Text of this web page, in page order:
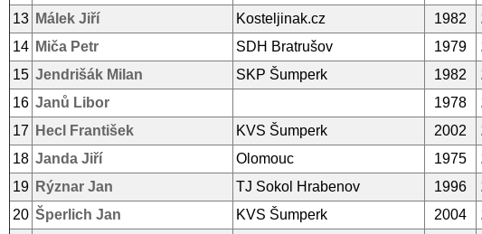
13 Málek Jiří Kosteljinak.cz 1982
14 Miča Petr SDH Bratrušov 1979
15 Jendrišák Milan SKP Šumperk 1982
16 Janů Libor 1978
17
Hecl František KVS Šumperk 2002
18 Janda Jiří Olomouc 1975
19 Rýznar Jan TJ Sokol Hrabenov 1996
20 Šperlich Jan KVS Šumperk 2004